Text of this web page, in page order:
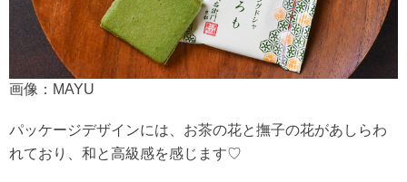
画像：MAYU
パッケージデザインには、お茶の花と撫子の花があしらわ
れており、和と高級感を感じます♡